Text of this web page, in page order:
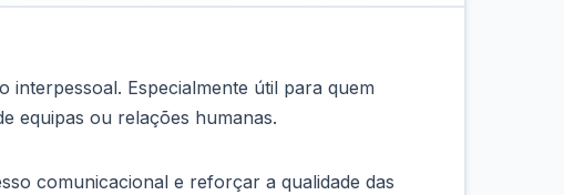
interpessoal. Especialmente útil para quem
equipas ou relações humanas.
comunicacional e reforçar a qualidade das